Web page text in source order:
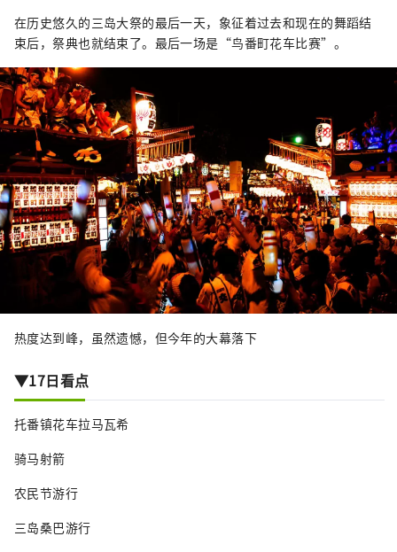
在历史悠久的三岛大祭的最后一天，象征着过去和现在的舞蹈结
束后，祭典也就结束了。最后一场是“鸟番町花车比赛”。
热度达到峰，虽然遗憾，但今年的大幕落下
▼17日看点
托番镇花车拉马瓦希
骑马射箭
农民节游行
三岛桑巴游行